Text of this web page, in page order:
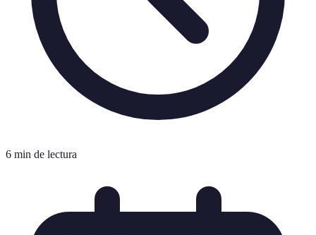
6 min de lectura